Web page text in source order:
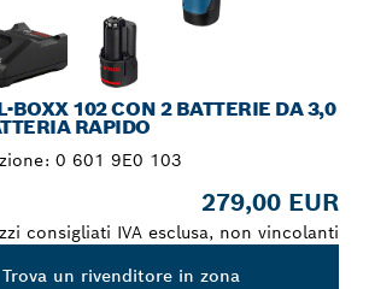
BOXX 102 CON 2 BATTERIE DA 3,0
RAPIDO
0 601 9E0 103
279,00 EUR
consigliati IVA esclusa, non vincolanti
Trova un rivenditore in zona